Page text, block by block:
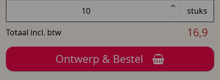
stuks
Totaal incl. btw
16,9
Ontwerp & Bestel